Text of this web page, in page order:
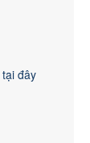
tại đây